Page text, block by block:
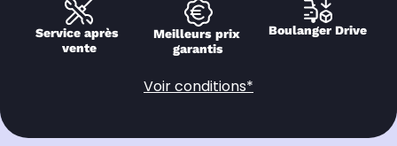
Service après
vente
Meilleurs prix
garantis
Boulanger Drive
Voir conditions*